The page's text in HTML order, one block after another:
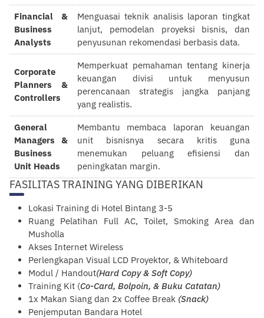
Financial &
Business
Analysts
Menguasai teknik analisis laporan tingkat
lanjut, pemodelan proyeksi bisnis, dan
penyusunan rekomendasi berbasis data.
Corporate
Planners &
Controllers
Memperkuat pemahaman tentang kinerja
keuangan divisi untuk menyusun
perencanaan strategis jangka panjang
yang realistis.
General
Managers &
Business
Unit Heads
Membantu membaca laporan keuangan
unit bisnisnya secara kritis guna
menemukan peluang efisiensi dan
peningkatan margin.
FASILITAS TRAINING YANG DIBERIKAN
Lokasi Training di Hotel Bintang 3-5
Ruang Pelatihan Full AC, Toilet, Smoking Area dan
Musholla
Akses Internet Wireless
Perlengkapan Visual LCD Proyektor, & Whiteboard
Modul / Handout(Hard Copy & Soft Copy)
Training Kit (Co-Card, Bolpoin, & Buku Catatan)
1x Makan Siang dan 2x Coffee Break (Snack)
Penjemputan Bandara Hotel